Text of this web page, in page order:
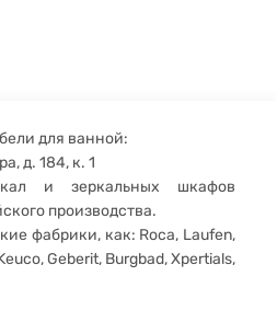
для ванной:
д. 184, к. 1
и зеркальных шкафов
производства.
фабрики, как: Roca, Laufen,
Geberit, Burgbad, Xpertials,